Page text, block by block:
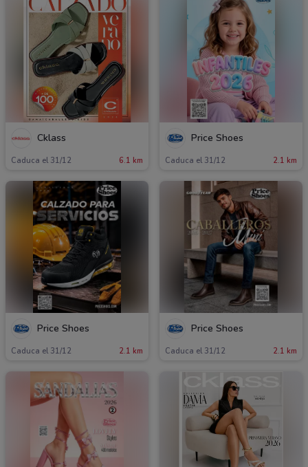
Cklass
Caduca el 31/12 6.1 km
Price Shoes
Caduca el 31/12 2.1 km
Price Shoes
Caduca el 31/12 2.1 km
Price Shoes
Caduca el 31/12 2.1 km